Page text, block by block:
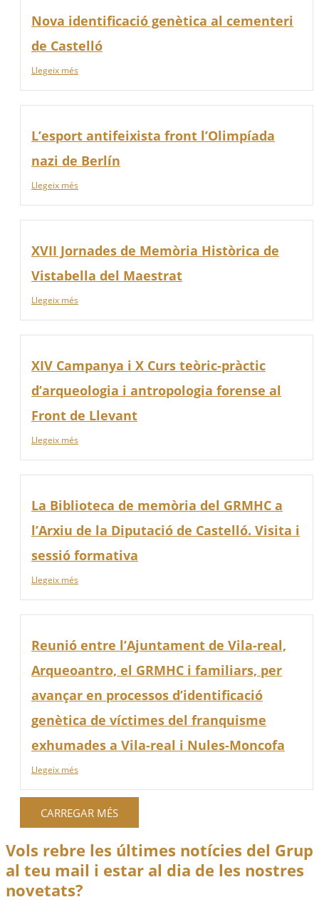
Nova identificació genètica al cementeri
de Castelló
Llegeix més
L’esport antifeixista front l’Olimpíada
nazi de Berlín
Llegeix més
XVII Jornades de Memòria Històrica de
Vistabella del Maestrat
Llegeix més
XIV Campanya i X Curs teòric-pràctic
d’arqueologia i antropologia forense al
Front de Llevant
Llegeix més
La Biblioteca de memòria del GRMHC a
l’Arxiu de la Diputació de Castelló. Visita i
sessió formativa
Llegeix més
Reunió entre l’Ajuntament de Vila-real,
Arqueoantro, el GRMHC i familiars, per
avançar en processos d’identificació
genètica de víctimes del franquisme
exhumades a Vila-real i Nules-Moncofa
Llegeix més
CARREGAR MÉS
Vols rebre les últimes notícies del Grup
al teu mail i estar al dia de les nostres
novetats?